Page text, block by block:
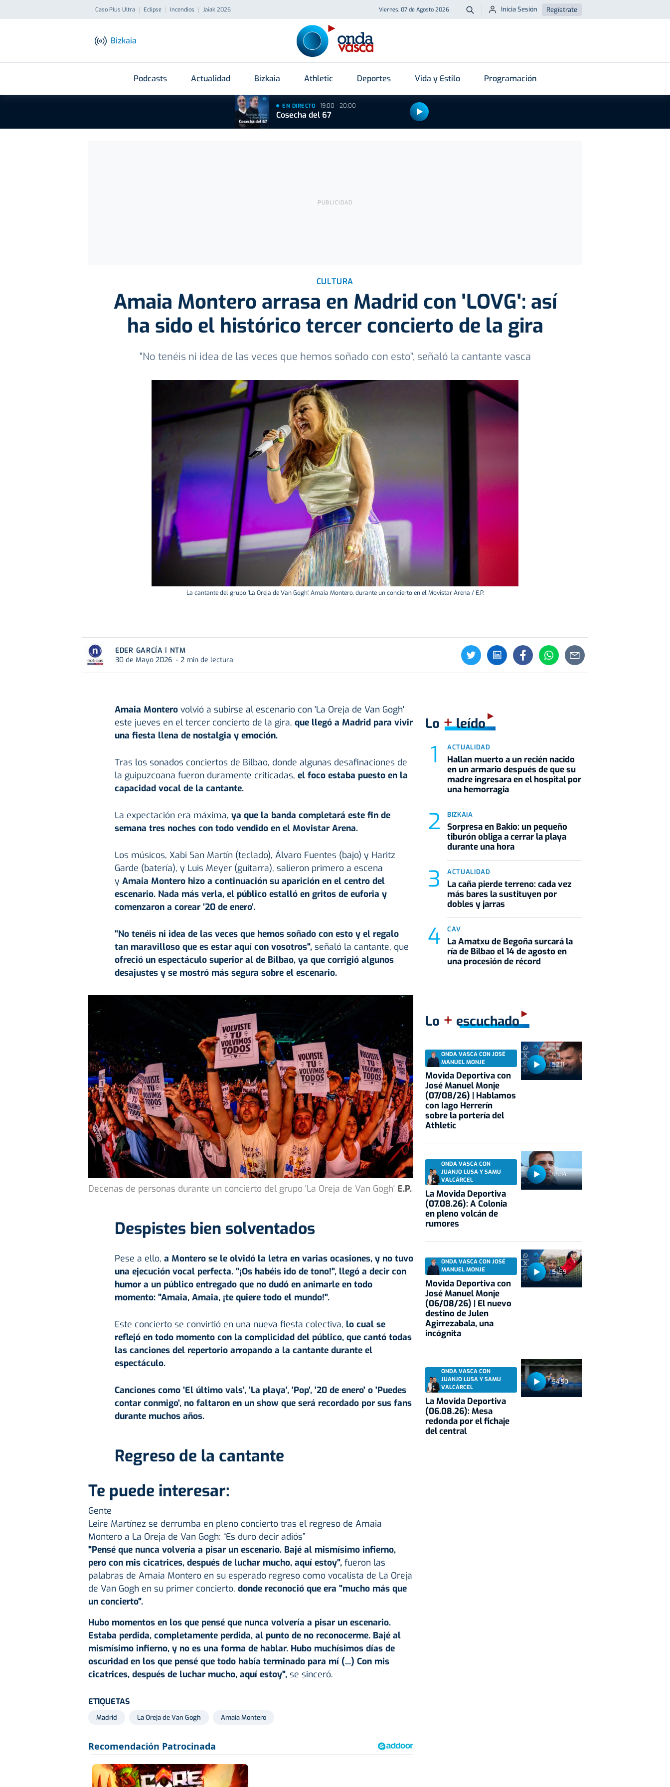
Caso Plus Ultra Eclipse Incendios Jaiak 2026 Viernes, 07 de Agosto 2026 Buscar
Inicia Sesión Regístrate
Bizkaia
Podcasts Actualidad Bizkaia Athletic Deportes Vida y Estilo Programación
EN DIRECTO 19:00 - 20:00
Cosecha del 67
CULTURA
Amaia Montero arrasa en Madrid con 'LOVG': así
ha sido el histórico tercer concierto de la gira
"No tenéis ni idea de las veces que hemos soñado con esto", señaló la cantante vasca
La cantante del grupo 'La Oreja de Van Gogh', Amaia Montero, durante un concierto en el Movistar Arena / E.P.
EDER GARCÍA | NTM
30 de Mayo 2026
2 min de lectura
Amaia Monterovolvió a subirse al escenario con 'La Oreja de Van Gogh'
este jueves en el tercer concierto de la gira, que llegó a Madrid para vivir
una fiesta llena de nostalgia y emoción.
Tras los sonados conciertos de Bilbao, donde algunas desafinaciones de
la guipuzcoana fueron duramente criticadas, el foco estaba puesto en la
capacidad vocal de la cantante.
La expectación era máxima, ya que la banda completará este fin de
semana tres noches con todo vendido en el Movistar Arena.
Los músicos, Xabi San Martín (teclado), Álvaro Fuentes (bajo) y Haritz
Garde (batería), y Luis Meyer (guitarra), salieron primero a escena
y Amaia Montero hizo a continuación su aparición en el centro del
escenario. Nada más verla, el público estalló en gritos de euforia y
comenzaron a corear '20 de enero'.
"No tenéis ni idea de las veces que hemos soñado con esto y el regalo
tan maravilloso que es estar aquí con vosotros", señaló la cantante, que
ofreció un espectáculo superior al de Bilbao, ya que corrigió algunos
desajustes y se mostró más segura sobre el escenario.
Decenas de personas durante un concierto del grupo 'La Oreja de Van Gogh' E.P.
Despistes bien solventados
Pese a ello, a Montero se le olvidó la letra en varias ocasiones, y no tuvo
una ejecución vocal perfecta. "¡Os habéis ido de tono!", llegó a decir con
humor a un público entregado que no dudó en animarle en todo
momento: "Amaia, Amaia, ¡te quiere todo el mundo!".
Este concierto se convirtió en una nueva fiesta colectiva, lo cual se
reflejó en todo momento con la complicidad del público, que cantó todas
las canciones del repertorio arropando a la cantante durante el
espectáculo.
Canciones como 'El último vals', 'La playa', 'Pop', '20 de enero' o 'Puedes
contar conmigo', no faltaron en un show que será recordado por sus fans
durante muchos años.
Regreso de la cantante
Te puede interesar:
Gente
Leire Martínez se derrumba en pleno concierto tras el regreso de Amaia
Montero a La Oreja de Van Gogh: “Es duro decir adiós”
"Pensé que nunca volvería a pisar un escenario. Bajé al mismísimo infierno,
pero con mis cicatrices, después de luchar mucho, aquí estoy", fueron las
palabras de Amaia Montero en su esperado regreso como vocalista de La Oreja
de Van Gogh en su primer concierto, donde reconoció que era "mucho más que
un concierto".
Hubo momentos en los que pensé que nunca volvería a pisar un escenario.
Estaba perdida, completamente perdida, al punto de no reconocerme. Bajé al
mismísimo infierno, y no es una forma de hablar. Hubo muchísimos días de
oscuridad en los que pensé que todo había terminado para mí (...) Con mis
cicatrices, después de luchar mucho, aquí estoy", se sinceró.
ETIQUETAS
Madrid La Oreja de Van Gogh Amaia Montero
Lo +leído
ACTUALIDAD
Hallan muerto a un recién nacido
en un armario después de que su
madre ingresara en el hospital por
una hemorragia
BIZKAIA
Sorpresa en Bakio: un pequeño
tiburón obliga a cerrar la playa
durante una hora
ACTUALIDAD
La caña pierde terreno: cada vez
más bares la sustituyen por
dobles y jarras
CAV
La Amatxu de Begoña surcará la
ría de Bilbao el 14 de agosto en
una procesión de récord
Lo + escuchado
52:11
ONDA VASCA CON JOSÉ
MANUEL MONJE
Movida Deportiva con
José Manuel Monje
(07/08/26) | Hablamos
con Iago Herrerín
sobre la portería del
Athletic
55:14
ONDA VASCA CON
JUANJO LUSA Y SAMU
VALCÁRCEL
La Movida Deportiva
(07.08.26): A Colonia
en pleno volcán de
rumores
51:59
ONDA VASCA CON JOSÉ
MANUEL MONJE
Movida Deportiva con
José Manuel Monje
(06/08/26) | El nuevo
destino de Julen
Agirrezabala, una
incógnita
54:50
ONDA VASCA CON
JUANJO LUSA Y SAMU
VALCÁRCEL
La Movida Deportiva
(06.08.26): Mesa
redonda por el fichaje
del central